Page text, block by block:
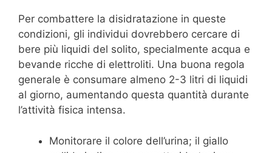
Per combattere la disidratazione in queste
condizioni, gli individui dovrebbero cercare di
bere più liquidi del solito, specialmente acqua e
bevande ricche di elettroliti. Una buona regola
generale è consumare almeno 2-3 litri di liquidi
al giorno, aumentando questa quantità durante
l’attività fisica intensa.
Monitorare il colore dell’urina; il giallo